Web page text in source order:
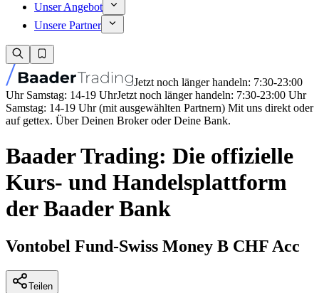
Unser Angebot
Unsere Partner
Jetzt noch länger handeln: 7:30-23:00
Uhr Samstag: 14-19 UhrJetzt noch länger handeln: 7:30-23:00 Uhr
Samstag: 14-19 Uhr (mit ausgewählten Partnern) Mit uns direkt oder
auf gettex. Über Deinen Broker oder Deine Bank.
Baader Trading: Die offizielle
Kurs- und Handelsplattform
der Baader Bank
Vontobel Fund-Swiss Money B CHF Acc
Teilen